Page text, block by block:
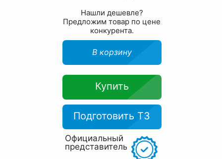
Нашли дешевле?
Предложим товар по цене
конкурента.
В корзину
Купить
Подготовить ТЗ
Официальный
представитель